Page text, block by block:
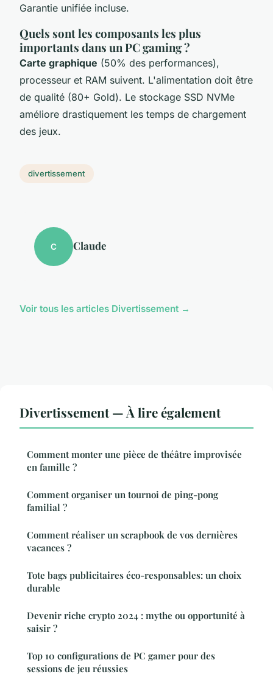
Garantie unifiée incluse.
Quels sont les composants les plus
importants dans un PC gaming ?
Carte graphique (50% des performances),
processeur et RAM suivent. L'alimentation doit être
de qualité (80+ Gold). Le stockage SSD NVMe
améliore drastiquement les temps de chargement
des jeux.
divertissement
C Claude
Voir tous les articles Divertissement →
Divertissement — À lire également
Comment monter une pièce de théâtre improvisée
en famille ?
Comment organiser un tournoi de ping-pong
familial ?
Comment réaliser un scrapbook de vos dernières
vacances ?
Tote bags publicitaires éco-responsables: un choix
durable
Devenir riche crypto 2024 : mythe ou opportunité à
saisir ?
Top 10 configurations de PC gamer pour des
sessions de jeu réussies